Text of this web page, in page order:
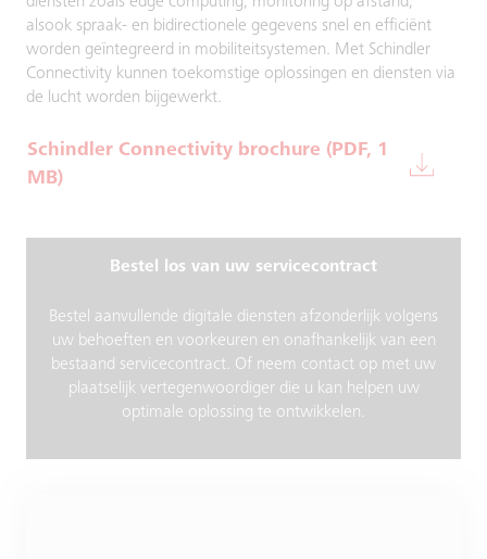
alsook spraak- en bidirectionele gegevens snel en efficiënt
worden geïntegreerd in mobiliteitsystemen. Met Schindler
Connectivity kunnen toekomstige oplossingen en diensten via
de lucht worden bijgewerkt.
Schindler Connectivity brochure (PDF, 1
MB)
Bestel los van uw servicecontract
Bestel aanvullende digitale diensten afzonderlijk volgens
uw behoeften en voorkeuren en onafhankelijk van een
bestaand servicecontract. Of neem contact op met uw
plaatselijk vertegenwoordiger die u kan helpen uw
optimale oplossing te ontwikkelen.